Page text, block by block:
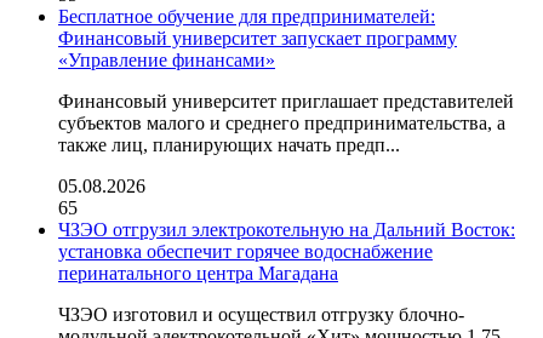
Бесплатное обучение для предпринимателей:
Финансовый университет запускает программу
«Управление финансами»
Финансовый университет приглашает представителей
субъектов малого и среднего предпринимательства, а
также лиц, планирующих начать предп...
05.08.2026
65
ЧЗЭО отгрузил электрокотельную на Дальний Восток:
установка обеспечит горячее водоснабжение
перинатального центра Магадана
ЧЗЭО изготовил и осуществил отгрузку блочно-